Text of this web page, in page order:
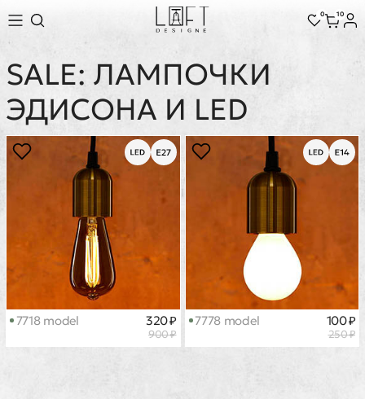
0 10
SALE: ЛАМПОЧКИ
ЭДИСОНА И LED
7718 model
900 ₽
320 ₽ 7778 model
250 ₽
100 ₽